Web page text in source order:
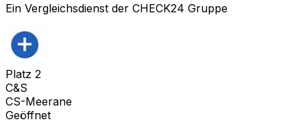
Ein Vergleichsdienst der CHECK24 Gruppe
Platz 2
C&S
CS-Meerane
Geöffnet